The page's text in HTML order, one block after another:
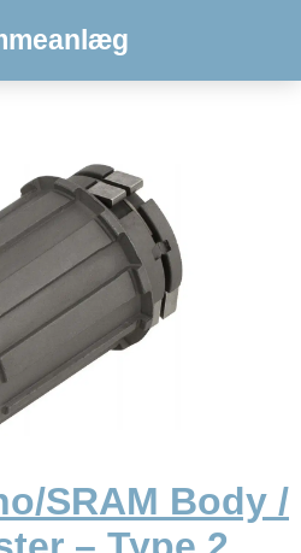
SRAM Body /